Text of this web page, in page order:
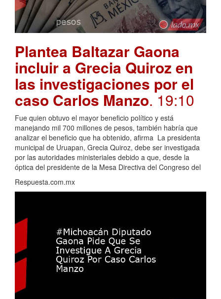
Plantea Baltazar Gaona
incluir a Grecia Quiroz en
las investigaciones por el
caso Carlos Manzo. 19:10
Fue quien obtuvo el mayor beneficio político y está
manejando mil 700 millones de pesos, también habría que
analizar el beneficio que ha obtenido, afirma La presidenta
municipal de Uruapan, Grecia Quiroz, debe ser investigada
por las autoridades ministeriales debido a que, desde la
óptica del presidente de la Mesa Directiva del Congreso del
Respuesta.com.mx